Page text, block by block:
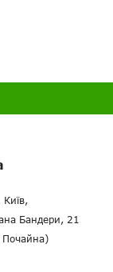
Київ,
Бандери, 21
Почайна)